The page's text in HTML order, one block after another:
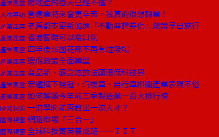
產業風雲
人物專訪 營建業將來會更辛苦，我真的很想轉業！
產業風雲 老舊都市更新加速「不動產證券化」政策早日施行
產業風雲 香港暫時可以喘口氣
產業風雲 四年後法國花都不再有垃圾場
產業風雲 環保政策全面轉型
產業風雲 產品新、觀念炫的法國環保科技界
產業風雲 宏遠摘下桂冠，汽機車、自行車相關產業表現不俗
產業風雲 如何解讀今年前三季製造業一百大排行榜
國際視窗 一流學府能否教出一流人才？
國際視窗 網路市場「三合一」
國際視窗 全球科技菁英養成班——ＩＩＴ